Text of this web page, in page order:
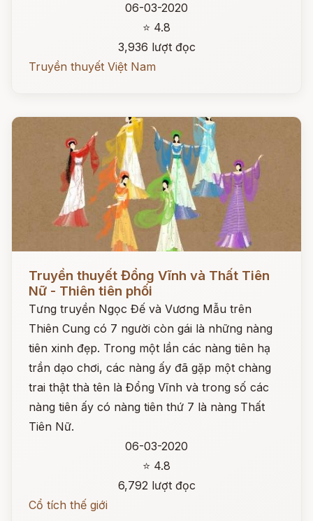
06-03-2020
⭐ 4.8
3,936 lượt đọc
Truyền thuyết Việt Nam
Đọc ngay
Truyền thuyết Đổng Vĩnh và Thất Tiên
Nữ - Thiên tiên phối
Tưng truyền Ngọc Đế và Vương Mẫu trên
Thiên Cung có 7 người còn gái là những nàng
tiên xinh đẹp. Trong một lần các nàng tiên hạ
trần dạo chơi, các nàng ấy đã gặp một chàng
trai thật thà tên là Đổng Vĩnh và trong số các
nàng tiên ấy có nàng tiên thứ 7 là nàng Thất
Tiên Nữ.
06-03-2020
⭐ 4.8
6,792 lượt đọc
Cổ tích thế giới